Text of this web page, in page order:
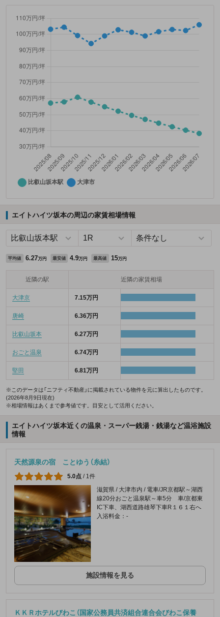
エイトハイツ坂本の周辺の家賃相場情報
平均値 6.27万円 最安値 4.9万円 最高値 15万円
近隣の駅 近隣の家賃相場
大津京 7.15万円
唐崎 6.36万円
比叡山坂本 6.27万円
おごと温泉 6.74万円
堅田 6.81万円
※このデータは「ニフティ不動産」に掲載されている物件を元に算出したものです。
(2026年8月9日現在)
※相場情報はあくまで参考値です。目安として活用ください。
エイトハイツ坂本近くの温泉・スーパー銭湯・銭湯など温浴施設
情報
天然源泉の宿 ことゆう（糸結）
5.0点 / 1件
滋賀県 / 大津市内 / 電車/JR京都駅～湖西
線20分おごと温泉駅～車5分 車/京都東
IC下車、湖西道路雄琴下車R１６１右へ
入浴料金：-
施設情報を見る
ＫＫＲホテルびわこ（国家公務員共済組合連合会びわこ保養